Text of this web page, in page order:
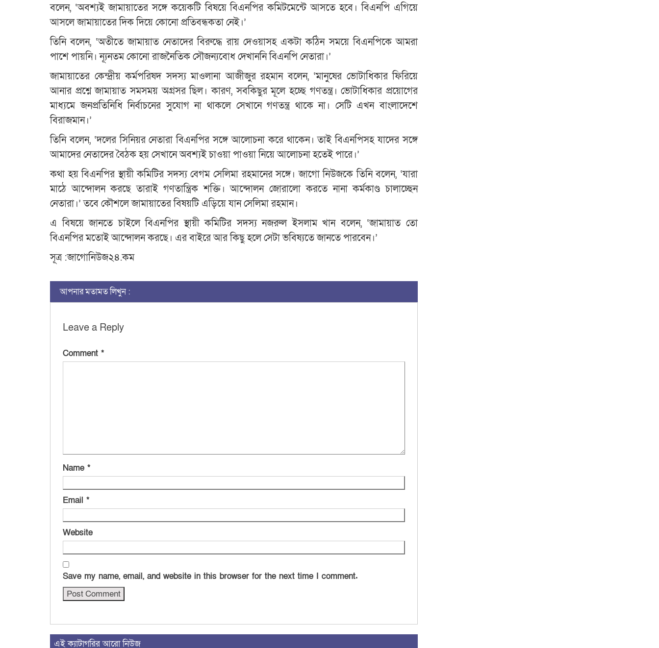
বলেন, ‘অবশ্যই জামায়াতের সঙ্গে কয়েকটি বিষয়ে বিএনপির কমিটমেন্টে আসতে হবে। বিএনপি এগিয়ে
আসলে জামায়াতের দিক দিয়ে কোনো প্রতিবন্ধকতা নেই।’
তিনি বলেন, ‘অতীতে জামায়াত নেতাদের বিরুদ্ধে রায় দেওয়াসহ একটা কঠিন সময়ে বিএনপিকে আমরা
পাশে পায়নি। ন্যূনতম কোনো রাজনৈতিক সৌজন্যবোধ দেখাননি বিএনপি নেতারা।’
জামায়াতের কেন্দ্রীয় কর্মপরিষদ সদস্য মাওলানা আজীজুর রহমান বলেন, ‘মানুষের ভোটাধিকার ফিরিয়ে
আনার প্রশ্নে জামায়াত সমসময় অগ্রসর ছিল। কারণ, সবকিছুর মূলে হচ্ছে গণতন্ত্র। ভোটাধিকার প্রয়োগের
মাধ্যমে জনপ্রতিনিধি নির্বাচনের সুযোগ না থাকলে সেখানে গণতন্ত্র থাকে না। সেটি এখন বাংলাদেশে
বিরাজমান।’
তিনি বলেন, ‘দলের সিনিয়র নেতারা বিএনপির সঙ্গে আলোচনা করে থাকেন। তাই বিএনপিসহ যাদের সঙ্গে
আমাদের নেতাদের বৈঠক হয় সেখানে অবশ্যই চাওয়া পাওয়া নিয়ে আলোচনা হতেই পারে।’
কথা হয় বিএনপির স্থায়ী কমিটির সদস্য বেগম সেলিমা রহমানের সঙ্গে। জাগো নিউজকে তিনি বলেন, ‘যারা
মাঠে আন্দোলন করছে তারাই গণতান্ত্রিক শক্তি। আন্দোলন জোরালো করতে নানা কর্মকাণ্ড চালাচ্ছেন
নেতারা।’ তবে কৌশলে জামায়াতের বিষয়টি এড়িয়ে যান সেলিমা রহমান।
এ বিষয়ে জানতে চাইলে বিএনপির স্থায়ী কমিটির সদস্য নজরুল ইসলাম খান বলেন, ‘জামায়াত তো
বিএনপির মতোই আন্দোলন করছে। এর বাইরে আর কিছু হলে সেটা ভবিষ্যতে জানতে পারবেন।’
সূত্র :জাগোনিউজ২৪.কম
আপনার মতামত লিখুন :
Leave a Reply
Comment *
Name *
Email *
Website
Save my name, email, and website in this browser for the next time I comment.
এই ক্যাটাগরির আরো নিউজ